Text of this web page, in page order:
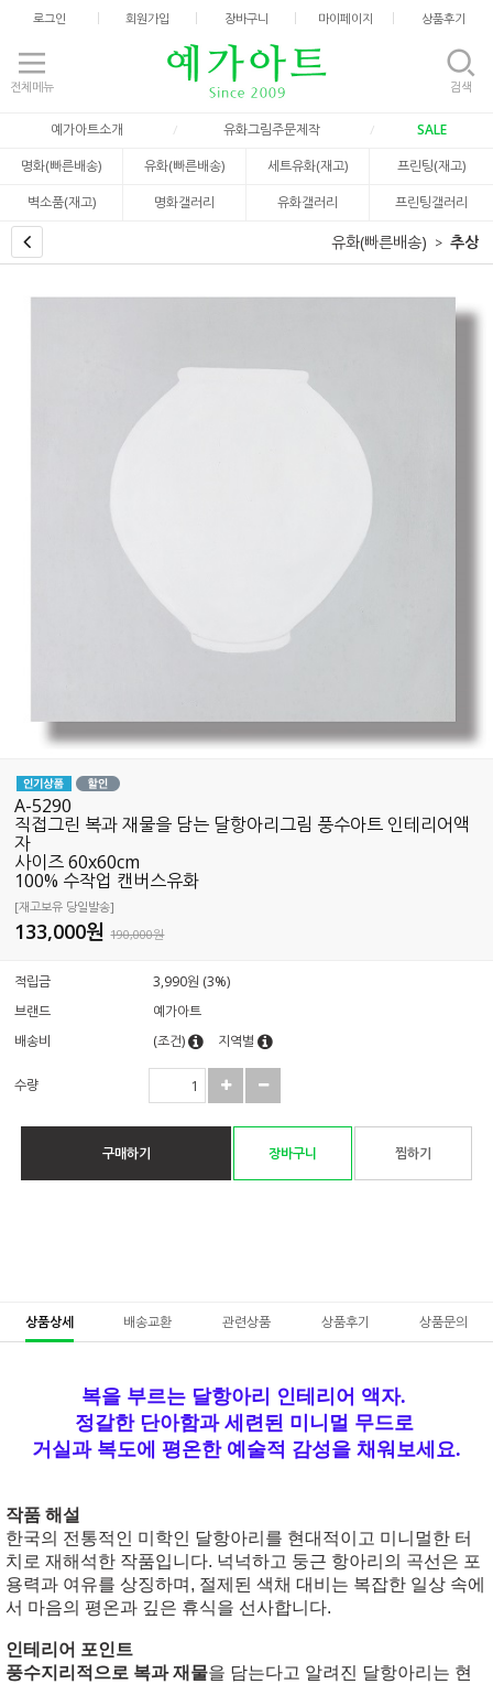
로그인 회원가입 장바구니 마이페이지 상품후기
전체메뉴 검색
예가아트소개 유화그림주문제작
SALE
명화(빠른배송)
유화(빠른배송) 세트유화(재고)
프린팅(재고)
벽소품(재고)
명화갤러리 유화갤러리 프린팅갤러리
유화(빠른배송) 추상
A-5290
직접그린 복과 재물을 담는 달항아리그림 풍수아트 인테리어액
자
사이즈 60x60cm
100% 수작업 캔버스유화
[재고보유 당일발송]
133,000원190,000원
적립금
3,990원 (3%)
브랜드
예가아트
배송비
(조건) 지역별
수량
구매하기 장바구니 찜하기
상품상세 배송교환 관련상품 상품후기 상품문의
복을 부르는 달항아리 인테리어 액자.
정갈한 단아함과 세련된 미니멀 무드로
거실과 복도에 평온한 예술적 감성을 채워보세요.
작품 해설
한국의 전통적인 미학인 달항아리를 현대적이고 미니멀한 터
치로 재해석한 작품입니다. 넉넉하고 둥근 항아리의 곡선은 포
용력과 여유를 상징하며, 절제된 색채 대비는 복잡한 일상 속에
서 마음의 평온과 깊은 휴식을 선사합니다.
인테리어 포인트
풍수지리적으로 복과 재물을 담는다고 알려진 달항아리는 현